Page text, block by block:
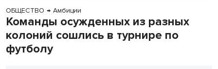
ОБЩЕСТВО → Амбиции
Команды осужденных из разных
колоний сошлись в турнире по
футболу